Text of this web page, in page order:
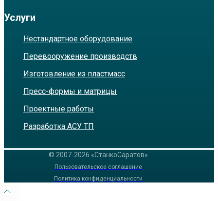
Услуги
Нестандартное оборудование
Перевооружение производств
Изготовление из пластмасс
Пресс-формы и матрицы
Проектные работы
Разработка АСУ ТП
© 2007-2026 «СтанкоСаратов»
Пользовательское соглашение
Политика конфиденциальности